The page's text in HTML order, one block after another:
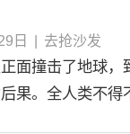
日 去抢沙发
面撞击了地球，
果。全人类不得